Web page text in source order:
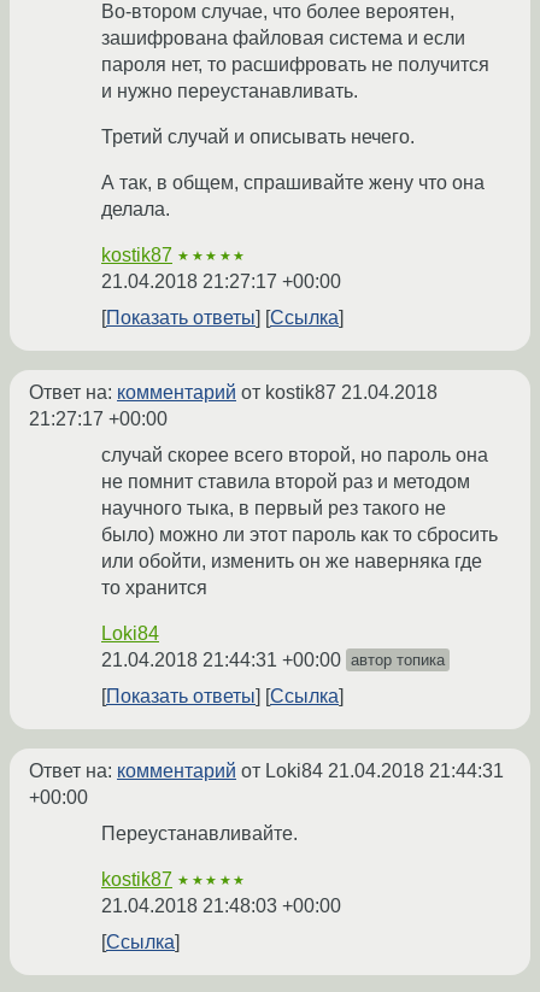
Во-втором случае, что более вероятен,
зашифрована файловая система и если
пароля нет, то расшифровать не получится
и нужно переустанавливать.
Третий случай и описывать нечего.
А так, в общем, спрашивайте жену что она
делала.
kostik87 ★★★★★
21.04.2018 21:27:17 +00:00
Показать ответы
Ссылка
Ответ на: комментарий от kostik87 21.04.2018
21:27:17 +00:00
случай скорее всего второй, но пароль она
не помнит ставила второй раз и методом
научного тыка, в первый рез такого не
было) можно ли этот пароль как то сбросить
или обойти, изменить он же наверняка где
то хранится
Loki84
21.04.2018 21:44:31 +00:00 автор топика
Показать ответы Ссылка
Ответ на: комментарий от Loki84 21.04.2018 21:44:31
+00:00
Переустанавливайте.
kostik87 ★★★★★
21.04.2018 21:48:03 +00:00
Ссылка